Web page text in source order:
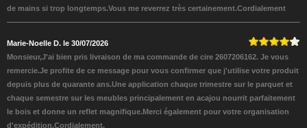
de mains si trop longtemps.Vous me reverrez très certainement.Cordialement
Marie-Noelle D. le 30/07/2026
Monsieur,J'ai bien pris livraison de ma commande de cire 2607206162. Je vous
remercie.Je profite de ce message pour vous confirmer que j'utilise votre produit
depuis plus de quarante ans.Une application chaque trimestre sur le parquet et
chaque semestre sur les meubles principalement en acajou nourrit parfaitement
le bois et donne un reflet magnifique.Merci également pour votre organisation
d'expédition.Cordialement.